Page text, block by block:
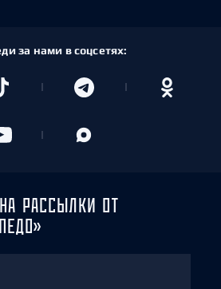
за нами в соцсетях:
РАССЫЛКИ ОТ